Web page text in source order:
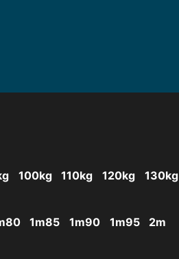
100kg 110kg 120kg 130kg
1m85 1m90 1m95 2m